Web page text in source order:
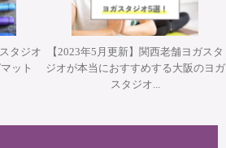
講料-頭金）につきましては、お申
開始日の３０日前までにお申し出頂
２９日前～１５日前までにお申し出
５０％をご返金させて頂きます。
ンセルにつきましてはご返金できか
おります会員証、特典のチケットに
タジオ
ット
【2023年5月更新】関西老舗ヨガスタ
ジオが本当におすすめする大阪のヨガ
スタジオ...